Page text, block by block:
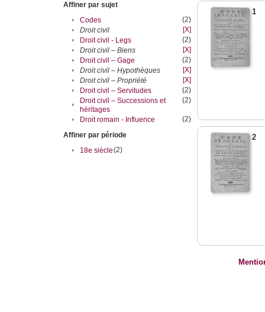
Affiner par sujet
•
Codes
(2)
•
Droit civil
[X]
•
Droit civil - Legs
(2)
•
Droit civil – Biens
[X]
•
Droit civil – Gage
(2)
•
Droit civil – Hypothèques
[X]
•
Droit civil – Propriété
[X]
•
Droit civil – Servitudes
(2)
•
Droit civil – Successions et
héritages
(2)
• Droit romain - Influence
(2)
Affiner par période
•
18e siècle(2)
1
2